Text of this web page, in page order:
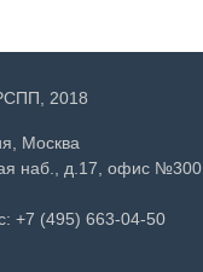
2018
Москва
наб., д.17, офис №300
+7 (495) 663-04-50